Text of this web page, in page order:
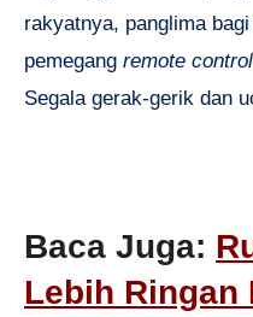
rakyatnya, panglima
pemegang remote control
Segala gerak-gerik dan
Baca Juga:
Lebih Ringan